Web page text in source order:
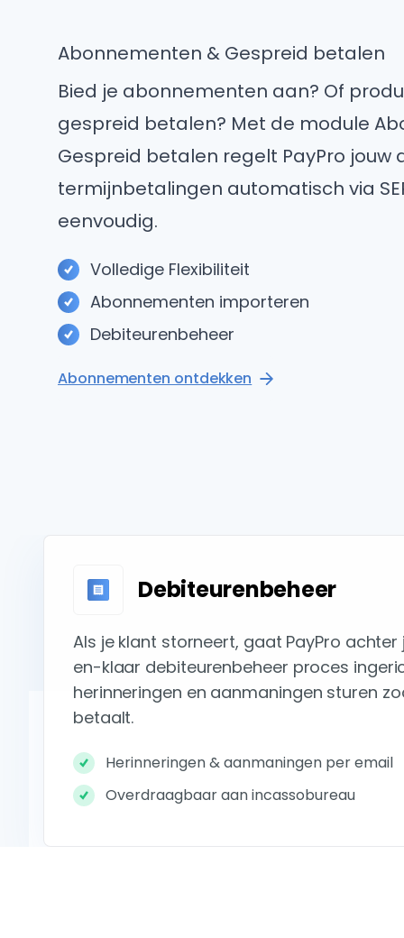
Abonnementen & Gespreid betalen
Bied je abonnementen aan? Of
gespreid betalen? Met de module
Gespreid betalen regelt PayPro
termijnbetalingen automatisch via
eenvoudig.
Volledige Flexibiliteit
Abonnementen importeren
Debiteurenbeheer
Abonnementen ontdekken
Debiteurenbeheer
Als je klant storneert, gaat PayPro
en-klaar debiteurenbeheer proces
herinneringen en aanmaningen sturen
betaalt.
Herinneringen & aanmaningen per email
Overdraagbaar aan incassobureau